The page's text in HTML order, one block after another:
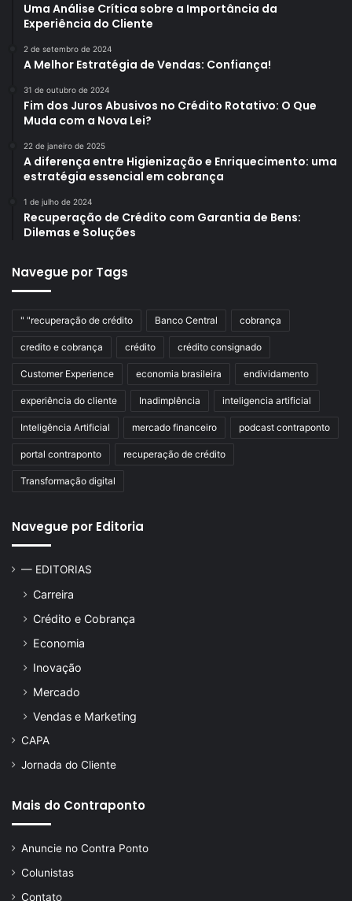
Uma Análise Crítica sobre a Importância da
Experiência do Cliente
2 de setembro de 2024
A Melhor Estratégia de Vendas: Confiança!
31 de outubro de 2024
Fim dos Juros Abusivos no Crédito Rotativo: O Que
Muda com a Nova Lei?
22 de janeiro de 2025
A diferença entre Higienização e Enriquecimento: uma
estratégia essencial em cobrança
1 de julho de 2024
Recuperação de Crédito com Garantia de Bens:
Dilemas e Soluções
Navegue por Tags
" "recuperação de crédito Banco Central cobrança
credito e cobrança crédito crédito consignado
Customer Experience economia brasileira endividamento
experiência do cliente Inadimplência inteligencia artificial
Inteligência Artificial mercado financeiro podcast contraponto
portal contraponto recuperação de crédito
Transformação digital
Navegue por Editoria
— EDITORIAS
Carreira
Crédito e Cobrança
Economia
Inovação
Mercado
Vendas e Marketing
CAPA
Jornada do Cliente
Mais do Contraponto
Anuncie no Contra Ponto
Colunistas
Contato